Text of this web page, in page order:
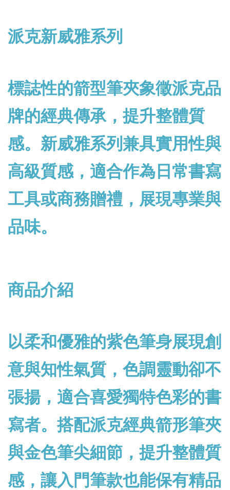
派克新威雅系列
標誌性的箭型筆夾象徵派克品
牌的經典傳承，提升整體質
感。新威雅系列兼具實用性與
高級質感，適合作為日常書寫
工具或商務贈禮，展現專業與
品味。
商品介紹
以柔和優雅的紫色筆身展現創
意與知性氣質，色調靈動卻不
張揚，適合喜愛獨特色彩的書
寫者。搭配派克經典箭形筆夾
與金色筆尖細節，提升整體質
感，讓入門筆款也能保有精品